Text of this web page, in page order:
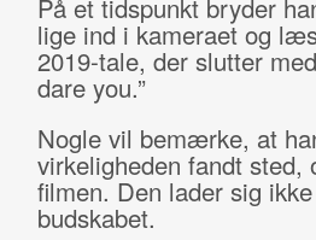
På et tidspunkt bryder
lige ind i kameraet og
2019-tale, der slutter
dare you.”
Nogle vil bemærke, at
virkeligheden fandt sted,
filmen. Den lader sig
budskabet.